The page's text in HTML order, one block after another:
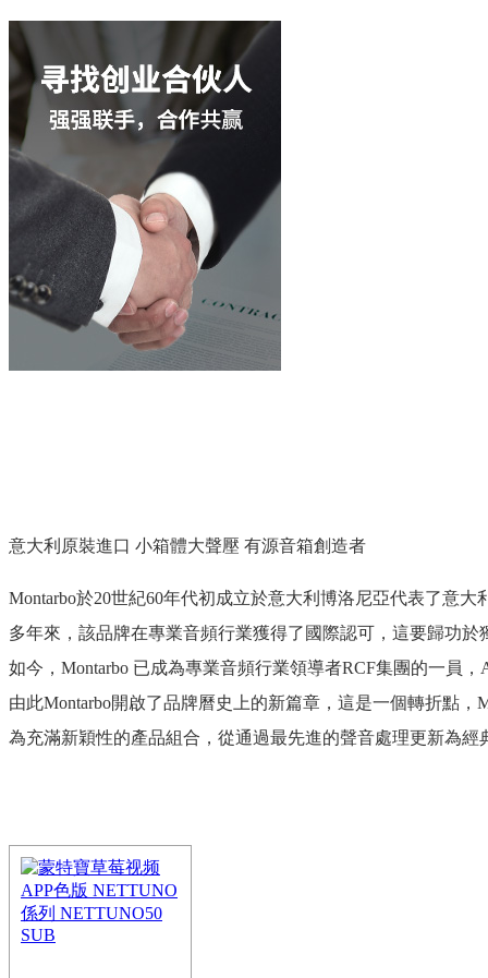
意大利原裝進口 小箱體大聲壓 有源音箱創造者
Montarbo於20世紀60年代初成立於意大利博洛尼亞代表了意大利
多年來，該品牌在專業音頻行業獲得了國際認可，這要歸功於
如今，Montarbo 已成為專業音頻行業領導者RCF集團的一員
由此Montarbo開啟了品牌曆史上的新篇章，這是一個轉折點
為充滿新穎性的產品組合，從通過最先進的聲音處理更新為經